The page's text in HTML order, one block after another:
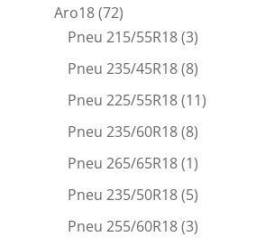
Aro18(72)
Pneu 215/55R18(3)
Pneu 235/45R18(8)
Pneu 225/55R18(11)
Pneu 235/60R18(8)
Pneu 265/65R18(1)
Pneu 235/50R18(5)
Pneu 255/60R18(3)